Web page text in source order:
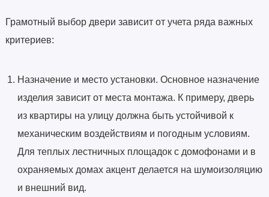
Грамотный выбор двери зависит от учета ряда важных
критериев:
Назначение и место установки. Основное назначение
изделия зависит от места монтажа. К примеру, дверь
из квартиры на улицу должна быть устойчивой к
механическим воздействиям и погодным условиям.
Для теплых лестничных площадок с домофонами и в
охраняемых домах акцент делается на шумоизоляцию
и внешний вид.